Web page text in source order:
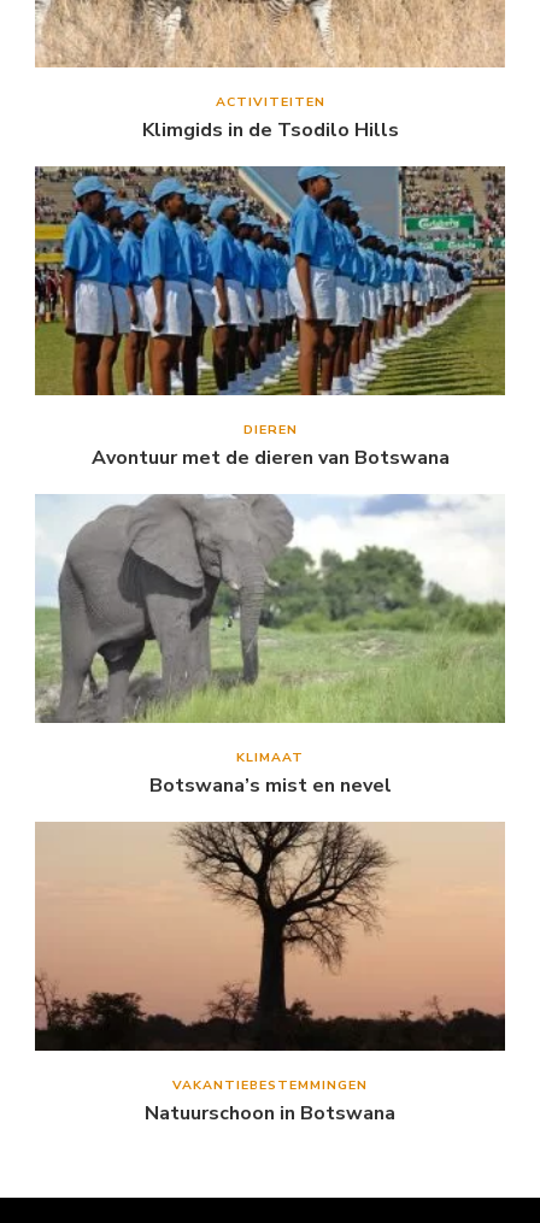
ACTIVITEITEN
Klimgids in de Tsodilo Hills
DIEREN
Avontuur met de dieren van Botswana
KLIMAAT
Botswana’s mist en nevel
VAKANTIEBESTEMMINGEN
Natuurschoon in Botswana